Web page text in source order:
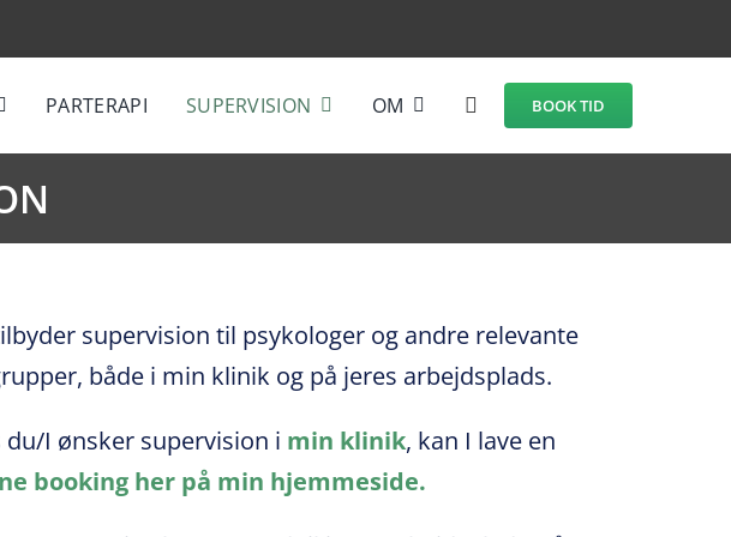
PARTERAPI SUPERVISION OM BOOK TID
supervision til psykologer og andre relevante
både i min klinik og på jeres arbejdsplads.
du/I ønsker supervision i min klinik, kan I lave en
bookingher på min hjemmeside.